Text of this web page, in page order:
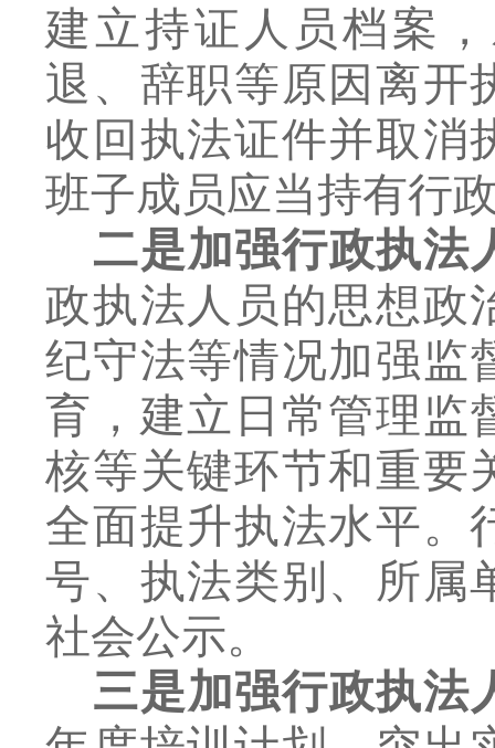
建立持证人员档案
退、辞职等原因离开
收回执法证件并取消
班子成员应当持有行
二是加强行政执法
政执法人员的思想政
纪守法等情况加强监
育，建立日常管理监
核等关键环节和重要
全面提升执法水平。
号、执法类别、所属
社会公示。
三是加强行政执法